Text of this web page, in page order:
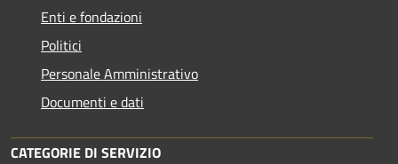
Enti e fondazioni
Politici
Personale Amministrativo
Documenti e dati
CATEGORIE DI SERVIZIO